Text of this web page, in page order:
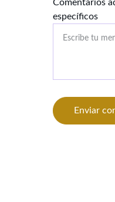
Comentarios
específicos
Enviar